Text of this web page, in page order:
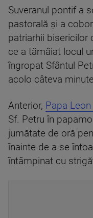
Suveranul pontif a
pastorală și a
patriarhii bisericilor
ce a tămâiat locul
îngropat Sfântul
acolo câteva
Anterior, Papa
Sf. Petru în
jumătate de oră
înainte de a se
întâmpinat cu